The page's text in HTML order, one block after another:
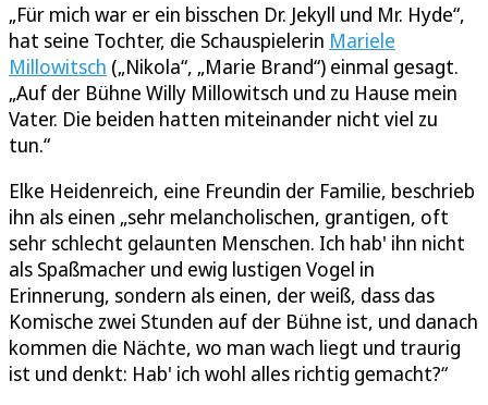
„Für mich war er ein bisschen Dr. Jekyll und Mr. Hyde“,
hat seine Tochter, die Schauspielerin Mariele
Millowitsch („Nikola“, „Marie Brand“) einmal gesagt.
„Auf der Bühne Willy Millowitsch und zu Hause mein
Vater. Die beiden hatten miteinander nicht viel zu
tun.“
Elke Heidenreich, eine Freundin der Familie, beschrieb
ihn als einen „sehr melancholischen, grantigen, oft
sehr schlecht gelaunten Menschen. Ich hab' ihn nicht
als Spaßmacher und ewig lustigen Vogel in
Erinnerung, sondern als einen, der weiß, dass das
Komische zwei Stunden auf der Bühne ist, und danach
kommen die Nächte, wo man wach liegt und traurig
ist und denkt: Hab' ich wohl alles richtig gemacht?“